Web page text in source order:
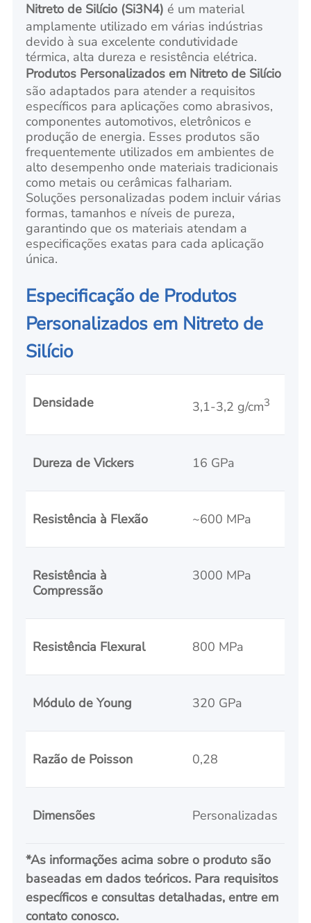
Nitreto de Silício (Si3N4) é um material
amplamente utilizado em várias indústrias
devido à sua excelente condutividade
térmica, alta dureza e resistência elétrica.
Produtos Personalizados em Nitreto de Silício
são adaptados para atender a requisitos
específicos para aplicações como abrasivos,
componentes automotivos, eletrônicos e
produção de energia. Esses produtos são
frequentemente utilizados em ambientes de
alto desempenho onde materiais tradicionais
como metais ou cerâmicas falhariam.
Soluções personalizadas podem incluir várias
formas, tamanhos e níveis de pureza,
garantindo que os materiais atendam a
especificações exatas para cada aplicação
única.
Especificação de Produtos
Personalizados em Nitreto de
Silício
Densidade 3,1-3,2 g/cm3
Dureza de Vickers 16 GPa
Resistência à Flexão ~600 MPa
Resistência à
Compressão
3000 MPa
Resistência Flexural 800 MPa
Módulo de Young 320 GPa
Razão de Poisson 0,28
Dimensões Personalizadas
*As informações acima sobre o produto são
baseadas em dados teóricos. Para requisitos
específicos e consultas detalhadas, entre em
contato conosco.